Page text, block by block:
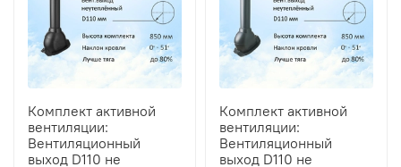
Комплект активной
вентиляции:
Вентиляционный
выход D110 не
Комплект активной
вентиляции:
Вентиляционный
выход D110 не